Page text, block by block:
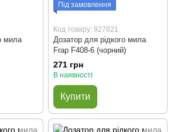
мила
Під замовлення
Код товару: 927621
Дозатор для рідкого мила
Frap F408-6 (чорний)
271 грн
В наявності
Купити